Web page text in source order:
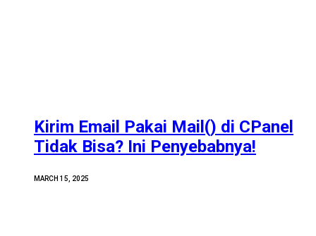
Kirim Email Pakai Mail() di CPanel
Tidak Bisa? Ini Penyebabnya!
MARCH 15, 2025